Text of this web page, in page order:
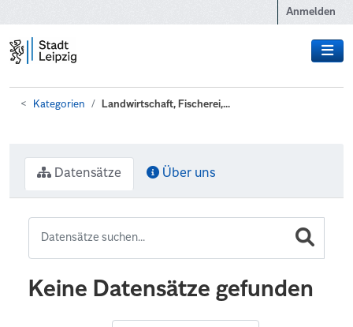
Anmelden
Kategorien Landwirtschaft, Fischerei,...
Datensätze Über uns
Keine Datensätze gefunden